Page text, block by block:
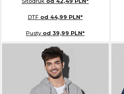
DTFod 44,99 PLN*
Pustyod 39,99 PLN*